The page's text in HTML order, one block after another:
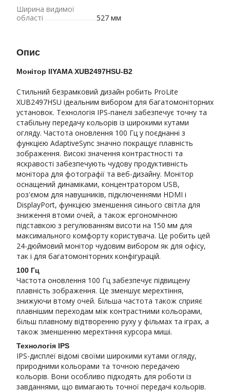
Ширина видимої
області
527 мм
Опис
Монітор IIYAMA XUB2497HSU-B2
Стильний безрамковий дизайн робить ProLite
XUB2497HSU ідеальним вибором для багатомоніторних
установок. Технологія IPS-панелі забезпечує точну та
стабільну передачу кольорів із широкими кутами
огляду. Частота оновлення 100 Гц у поєднанні з
функцією AdaptiveSync значно покращує плавність
зображення. Високі значення контрастності та
яскравості забезпечують чудову продуктивність
монітора для фотографії та веб-дизайну. Монітор
оснащений динаміками, концентратором USB,
роз'ємом для навушників, підключеннями HDMI і
DisplayPort, функцією зменшення синього світла для
зниження втоми очей, а також ергономічною
підставкою з регулюванням висоти на 150 мм для
максимального комфорту користувача. Це робить цей
24-дюймовий монітор чудовим вибором як для офісу,
так і для багатомоніторних конфігурацій.
100 Гц
Частота оновлення 100 Гц забезпечує підвищену
плавність зображення. Це зменшує мерехтіння,
знижуючи втому очей. Більша частота також сприяє
плавнішим переходам між контрастними кольорами,
більш плавному відтворенню руху у фільмах та іграх, а
також зменшенню мерехтіння курсора миші.
Технологія IPS
IPS-дисплеї відомі своїми широкими кутами огляду,
природними кольорами та точною передачею
кольорів. Вони особливо підходять для роботи із
завданнями, що вимагають точної передачі кольорів.